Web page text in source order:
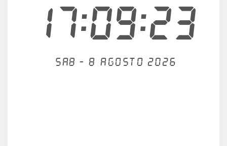
17:09:23
Sab - 8 agosto 2026